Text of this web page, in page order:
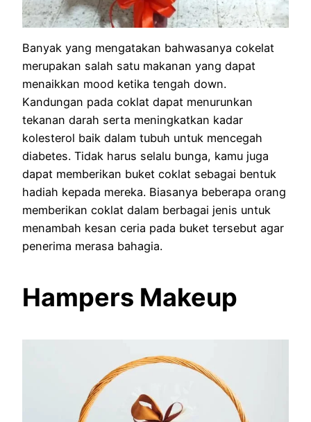
Banyak yang mengatakan bahwasanya cokelat
merupakan salah satu makanan yang dapat
menaikkan mood ketika tengah down.
Kandungan pada coklat dapat menurunkan
tekanan darah serta meningkatkan kadar
kolesterol baik dalam tubuh untuk mencegah
diabetes. Tidak harus selalu bunga, kamu juga
dapat memberikan buket coklat sebagai bentuk
hadiah kepada mereka. Biasanya beberapa orang
memberikan coklat dalam berbagai jenis untuk
menambah kesan ceria pada buket tersebut agar
penerima merasa bahagia.
Hampers Makeup